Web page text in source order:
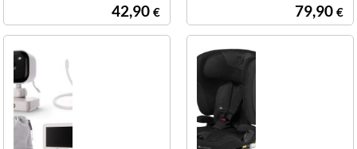
42,90 € 79,90 €